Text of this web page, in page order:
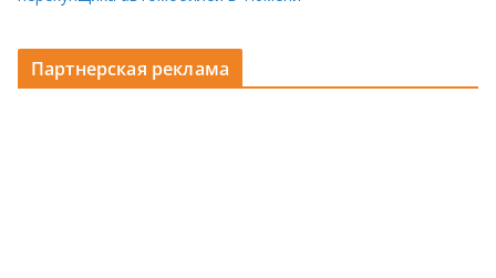
Партнерская реклама